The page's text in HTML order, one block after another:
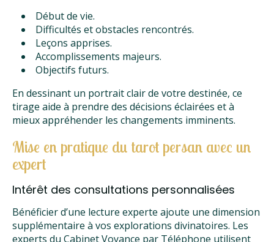
Début de vie.
Difficultés et obstacles rencontrés.
Leçons apprises.
Accomplissements majeurs.
Objectifs futurs.
En dessinant un portrait clair de votre destinée, ce
tirage aide à prendre des décisions éclairées et à
mieux appréhender les changements imminents.
Mise en pratique du tarot persan avec un
expert
Intérêt des consultations personnalisées
Bénéficier d’une lecture experte ajoute une dimension
supplémentaire à vos explorations divinatoires. Les
experts du Cabinet Voyance par Téléphone utilisent